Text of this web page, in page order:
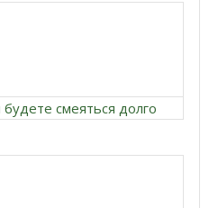
смеяться долго